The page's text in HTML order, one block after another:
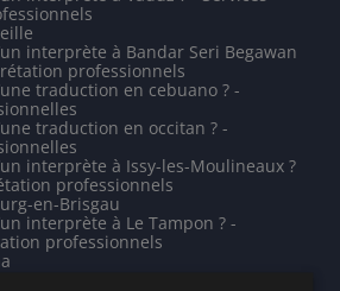
interprète à Bandar Seri Begawan
professionnels
traduction en cebuano ? -
traduction en occitan ? -
interprète à Issy-les-Moulineaux ?
professionnels
en-Brisgau
interprète à Le Tampon ? -
professionnels